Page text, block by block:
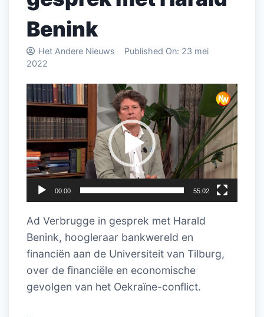
Benink
Het Andere Nieuws Published On: 23 mei
2022
Videospeler
00:00 55:02
Ad Verbrugge in gesprek met Harald
Benink, hoogleraar bankwereld en
financiën aan de Universiteit van Tilburg,
over de financiële en economische
gevolgen van het Oekraïne-conflict.